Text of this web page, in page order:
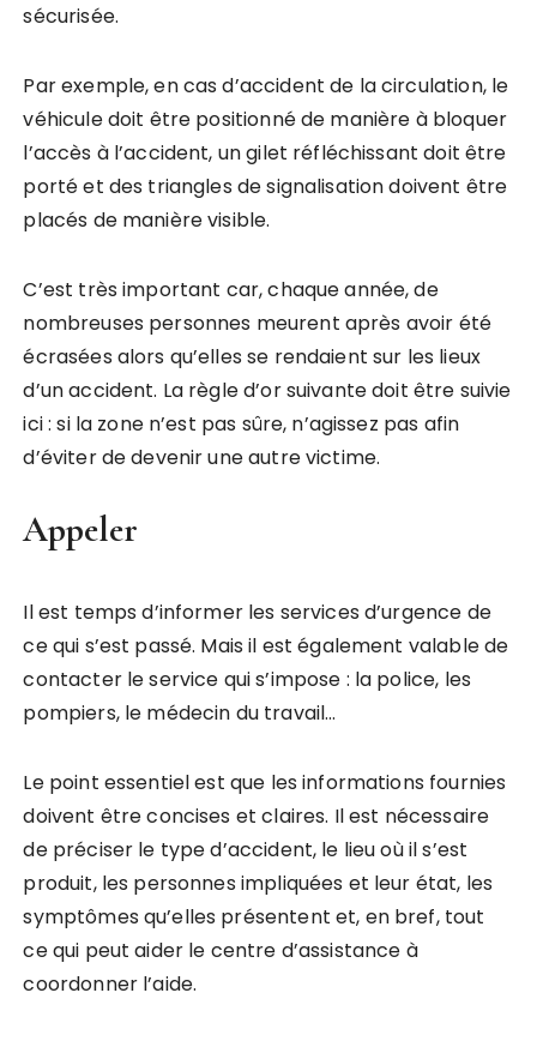
sécurisée.
Par exemple, en cas d’accident de la circulation, le
véhicule doit être positionné de manière à bloquer
l’accès à l’accident, un gilet réfléchissant doit être
porté et des triangles de signalisation doivent être
placés de manière visible.
C’est très important car, chaque année, de
nombreuses personnes meurent après avoir été
écrasées alors qu’elles se rendaient sur les lieux
d’un accident. La règle d’or suivante doit être suivie
ici : si la zone n’est pas sûre, n’agissez pas afin
d’éviter de devenir une autre victime.
Appeler
Il est temps d’informer les services d’urgence de
ce qui s’est passé. Mais il est également valable de
contacter le service qui s’impose : la police, les
pompiers, le médecin du travail…
Le point essentiel est que les informations fournies
doivent être concises et claires. Il est nécessaire
de préciser le type d’accident, le lieu où il s’est
produit, les personnes impliquées et leur état, les
symptômes qu’elles présentent et, en bref, tout
ce qui peut aider le centre d’assistance à
coordonner l’aide.